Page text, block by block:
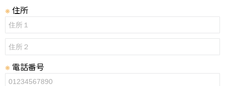
❋ 住所
❋ 電話番号